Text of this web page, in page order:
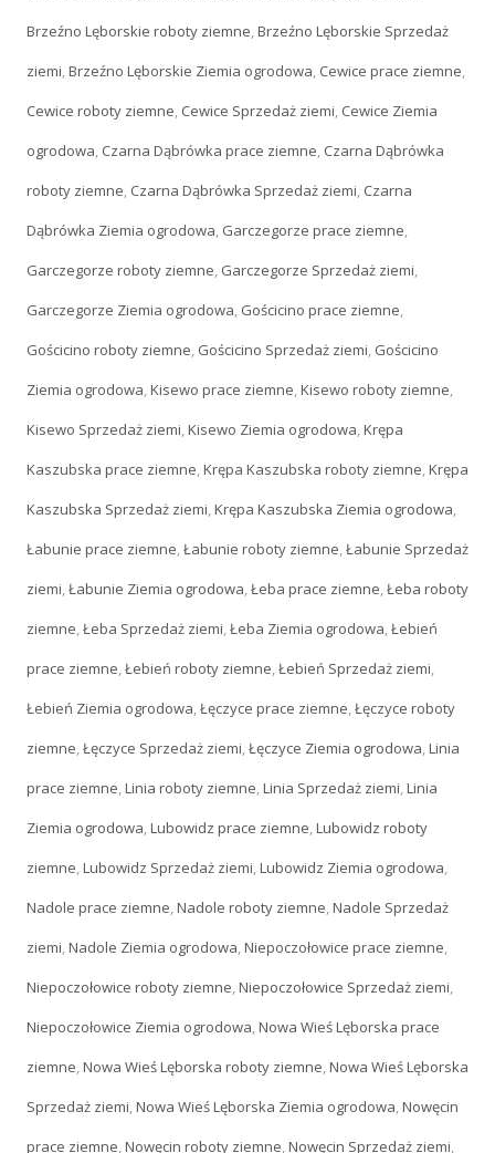
Brzeźno Lęborskie roboty ziemne,Brzeźno Lęborskie Sprzedaż
ziemi,Brzeźno Lęborskie Ziemia ogrodowa, Cewice prace ziemne,
Cewice roboty ziemne, Cewice Sprzedaż ziemi, Cewice Ziemia
ogrodowa, Czarna Dąbrówka prace ziemne, Czarna Dąbrówka
roboty ziemne, Czarna Dąbrówka Sprzedaż ziemi, Czarna
Dąbrówka Ziemia ogrodowa, Garczegorze prace ziemne,
Garczegorze roboty ziemne, Garczegorze Sprzedaż ziemi,
Garczegorze Ziemia ogrodowa, Gościcino prace ziemne,
Gościcino roboty ziemne, Gościcino Sprzedaż ziemi, Gościcino
Ziemia ogrodowa,Kisewo prace ziemne,Kisewo roboty ziemne,
Kisewo Sprzedaż ziemi,Kisewo Ziemia ogrodowa,Krępa
Kaszubska prace ziemne,Krępa Kaszubska roboty ziemne,Krępa
Kaszubska Sprzedaż ziemi,Krępa Kaszubska Ziemia ogrodowa,
Łabunie prace ziemne,Łabunie roboty ziemne,Łabunie Sprzedaż
ziemi,Łabunie Ziemia ogrodowa,Łeba prace ziemne,Łeba roboty
ziemne,Łeba Sprzedaż ziemi,Łeba Ziemia ogrodowa,Łebień
prace ziemne,Łebień roboty ziemne,Łebień Sprzedaż ziemi,
Łebień Ziemia ogrodowa,Łęczyce prace ziemne,Łęczyce roboty
ziemne,Łęczyce Sprzedaż ziemi,Łęczyce Ziemia ogrodowa,Linia
prace ziemne,Linia roboty ziemne,Linia Sprzedaż ziemi,Linia
Ziemia ogrodowa,Lubowidz prace ziemne,Lubowidz roboty
ziemne,Lubowidz Sprzedaż ziemi,Lubowidz Ziemia ogrodowa,
Nadole prace ziemne,Nadole roboty ziemne,Nadole Sprzedaż
ziemi,Nadole Ziemia ogrodowa,Niepoczołowice prace ziemne,
Niepoczołowice roboty ziemne,Niepoczołowice Sprzedaż ziemi,
Niepoczołowice Ziemia ogrodowa,Nowa Wieś Lęborska prace
ziemne,Nowa Wieś Lęborska roboty ziemne,Nowa Wieś Lęborska
Sprzedaż ziemi,Nowa Wieś Lęborska Ziemia ogrodowa,Nowęcin
prace ziemne,Nowęcin roboty ziemne,Nowęcin Sprzedaż ziemi,